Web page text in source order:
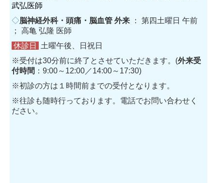
武弘医師
◇脳神経外科・頭痛・脳血管 外来 ： 第四土曜日 午前
； 高亀 弘隆 医師
休診日
土曜午後、日祝日
※受付は30分前に終了とさせていただきます。(外来受
付時間 ：9:00～12:00／14:00～17:30)
※初診の方は１時間前までの受付となります。
※往診も随時行っております。電話でお問い合わせく
ださい。